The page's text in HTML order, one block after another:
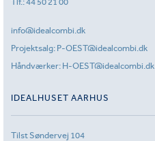
info@idealcombi.dk
Projektsalg: P-OEST@idealcombi.dk
Håndværker: H-OEST@idealcombi.dk
IDEALHUSET AARHUS
Tilst Søndervej 104